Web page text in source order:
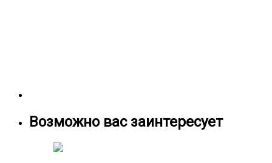
Возможно вас заинтересует